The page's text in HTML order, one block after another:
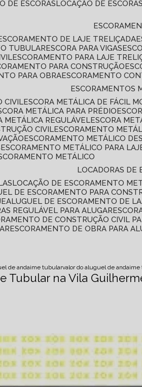
DE ESCORAS LOCAÇÃO DE
ESCORAMENTO DE LAJE TRELIÇADA
TUBULAR ESCORA PARA VIGAS
ESCORAMENTO PARA LAJE
PARA CONSTRUÇÃO
PARA OBRA ESCORAMENTO
ESCORAMENTOS
CIVIL ESCORA METÁLICA DE FÁCIL
METÁLICA PARA PRÉDIO
METÁLICA REGULÁVEL ESCORA
CIVIL ESCORAMENTO
ESCORAMENTO METÁLICO
ESCORAMENTO METÁLICO PARA
METÁLICO
LOCADORAS DE
LOCAÇÃO DE ESCORAMENTO
DE ESCORAMENTO PARA
ALUGUEL DE ESCORAMENTO DE
REGULÁVEL PARA ALUGAR
DE CONSTRUÇÃO CIVIL
ESCORAMENTO DE OBRA PARA
de andaime tubularvalor do aluguel de
Tubular na Vila